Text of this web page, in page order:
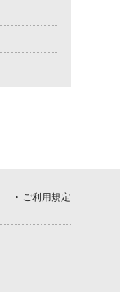
ご利用規定